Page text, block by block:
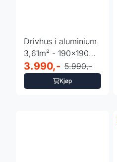
Drivhus i aluminium
3,61m² - 190x190
cm - med
fundament
3.990,- 5.990,-
Kjøp